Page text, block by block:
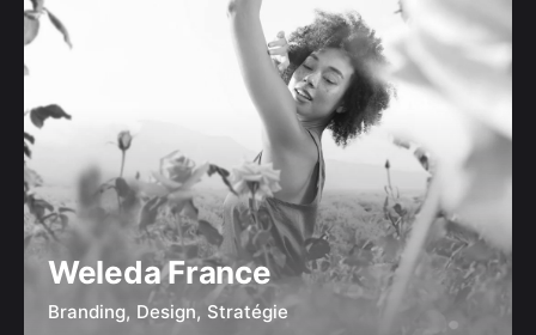
Weleda France
Branding Design Stratégie